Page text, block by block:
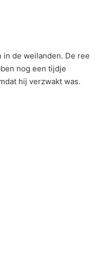
de weilanden. De ree
nog een tijdje
hij verzwakt was.